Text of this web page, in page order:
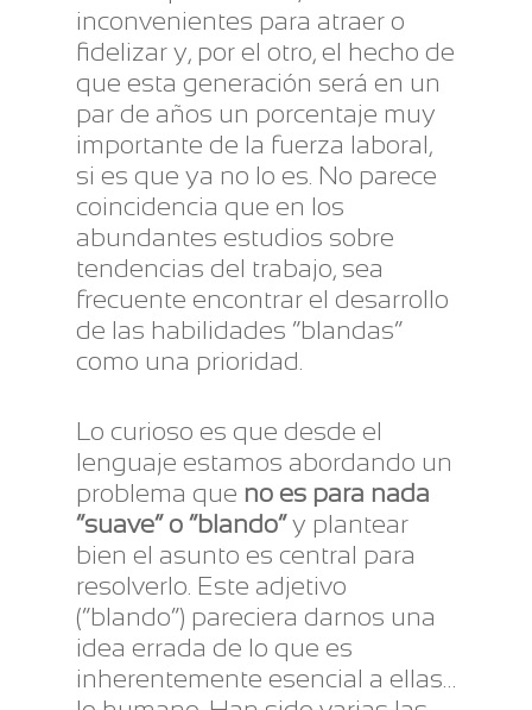
inconvenientes para atraer o
fidelizar y, por el otro, el hecho de
que esta generación será en un
par de años un porcentaje muy
importante de la fuerza laboral,
si es que ya no lo es. No parece
coincidencia que en los
abundantes estudios sobre
tendencias del trabajo, sea
frecuente encontrar el desarrollo
de las habilidades “blandas”
como una prioridad.
Lo curioso es que desde el
lenguaje estamos abordando un
problema que no es para nada
“suave” o “blando”y plantear
bien el asunto es central para
resolverlo. Este adjetivo
(“blando”) pareciera darnos una
idea errada de lo que es
inherentemente esencial a ellas…